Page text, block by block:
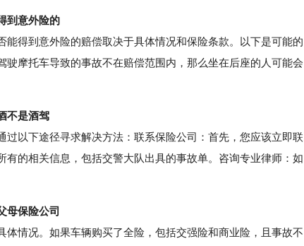
到意外险的
得到意外险的赔偿取决于具体情况和保险条款。以下是可能的
摩托车导致的事故不在赔偿范围内，那么坐在后座的人可能会
不是酒驾
以下途径寻求解决方法：联系保险公司：首先，您应该立即联
的相关信息，包括交警大队出具的事故单。咨询专业律师：如
母保险公司
情况。如果车辆购买了全险，包括交强险和商业险，且事故不